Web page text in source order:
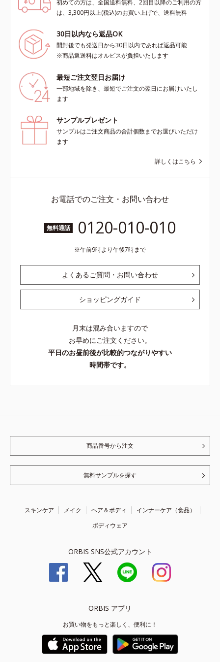
初めての方は、全国送料無料、2回目以降のご利用の方
は、3,300円以上(税込)のお買い上げで、送料無料
30日以内なら返品OK
開封後でも発送日から30日以内であれば返品可能
※商品返送料はオルビスが負担いたします
最短ご注文翌日お届け
一部地域を除き、最短でご注文の翌日にお届けいたし
ます
サンプルプレゼント
サンプルはご注文商品の合計個数までお選びいただけ
ます
詳しくはこちら
お電話でのご注文・お問い合わせ
無料通話 0120-010-010
午前9時より午後7時まで
よくあるご質問・お問い合わせ
ショッピングガイド
月末は混み合いますので
お早めにご注文ください。
平日のお昼前後が比較的つながりやすい
時間帯です。
商品番号から注文
無料サンプルを探す
スキンケア メイク ヘア＆ボディ
インナーケア（食品）
ボディウェア
ORBIS SNS公式アカウント
ORBIS アプリ
お買い物をもっと楽しく、便利に！